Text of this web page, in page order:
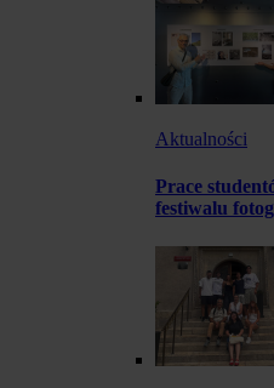
Aktualności
Prace
festiwalu